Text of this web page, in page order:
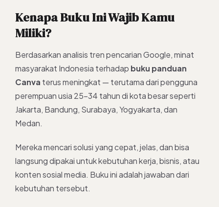
Kenapa Buku Ini Wajib Kamu
Miliki?
Berdasarkan analisis tren pencarian Google, minat
masyarakat Indonesia terhadap buku panduan
Canva terus meningkat — terutama dari pengguna
perempuan usia 25–34 tahun di kota besar seperti
Jakarta, Bandung, Surabaya, Yogyakarta, dan
Medan.
Mereka mencari solusi yang cepat, jelas, dan bisa
langsung dipakai untuk kebutuhan kerja, bisnis, atau
konten sosial media. Buku ini adalah jawaban dari
kebutuhan tersebut.